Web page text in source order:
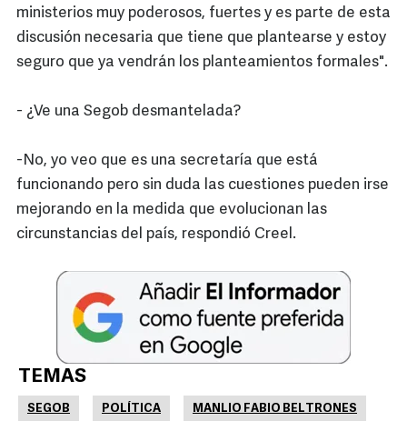
ministerios muy poderosos, fuertes y es parte de esta
discusión necesaria que tiene que plantearse y estoy
seguro que ya vendrán los planteamientos formales".
- ¿Ve una Segob desmantelada?
-No, yo veo que es una secretaría que está
funcionando pero sin duda las cuestiones pueden irse
mejorando en la medida que evolucionan las
circunstancias del país, respondió Creel.
TEMAS
SEGOB POLÍTICA MANLIO FABIO BELTRONES